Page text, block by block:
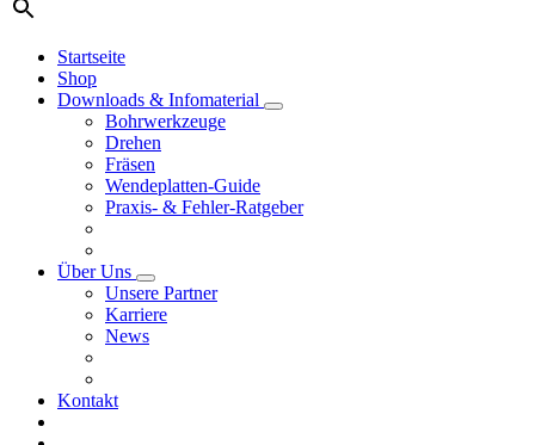
Startseite
Shop
Downloads & Infomaterial
Bohrwerkzeuge
Drehen
Fräsen
Wendeplatten-Guide
Praxis- & Fehler-Ratgeber
Über Uns
Unsere Partner
Karriere
News
Kontakt